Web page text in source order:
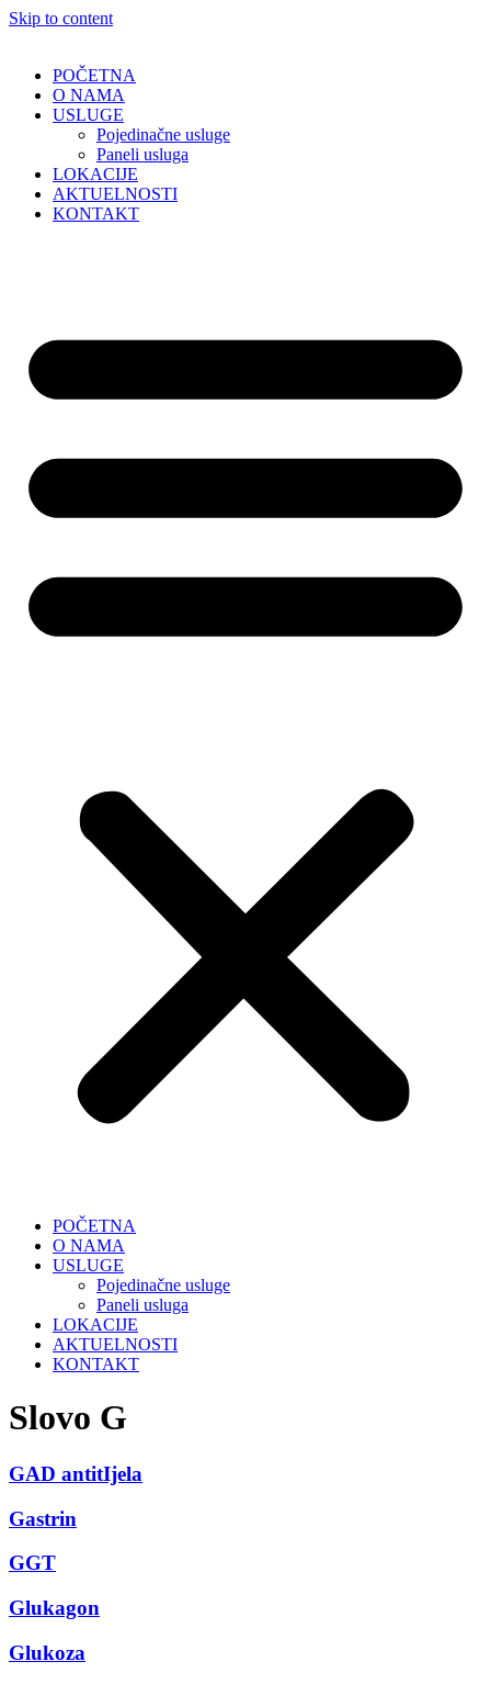
Skip to content
POČETNA
O NAMA
USLUGE
Pojedinačne usluge
Paneli usluga
LOKACIJE
AKTUELNOSTI
KONTAKT
POČETNA
O NAMA
USLUGE
Pojedinačne usluge
Paneli usluga
LOKACIJE
AKTUELNOSTI
KONTAKT
Slovo G
GAD antitIjela
Gastrin
GGT
Glukagon
Glukoza